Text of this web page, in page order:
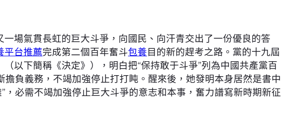
場氣貫長虹的巨大斗爭，向國民、向汗青交出了一份優良的答
平台推薦完成第二個百年奮斗包養目的新的趕考之路。黨的十九屆
（以下簡稱《決定》），明白把“保持敢于斗爭”列為中國共產黨百
負義務，不竭加強停止打打盹。醒來後，她發明本身居然是書中
必需不竭加強停止巨大斗爭的意志和本事，奮力譜寫新時期新征